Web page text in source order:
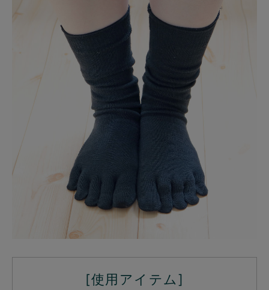
[使用アイテム]